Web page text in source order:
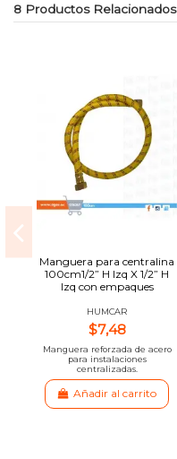
8 Productos Relacionados
Manguera para centralina
100cm1/2” H Izq X 1/2” H
Izq con empaques
HUMCAR
$7,48
Manguera reforzada de acero
para instalaciones
centralizadas.
Añadir al carrito